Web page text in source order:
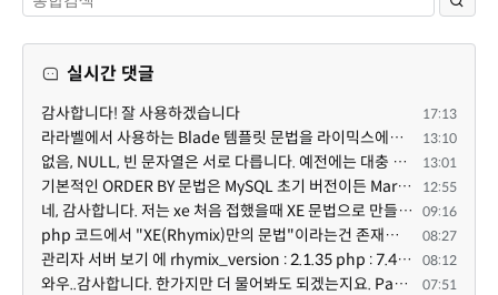
실시간 댓글
감사합니다! 잘 사용하겠습니다 17:13
라라벨에서 사용하는 Blade 템플릿 문법을 라이믹스에서도 일부분 도입하였는데, 양쪽의 템플릿 매뉴얼 분량... 13:10
없음, NULL, 빈 문자열은 서로 다릅니다. 예전에는 대충 써도 서로 통용되었지만, 그것 때문에 버그나 보안... 13:01
기본적인 ORDER BY 문법은 MySQL 초기 버전이든 MariaDB 최신 버전이든 차이가 없습니다. 라이믹스 게시판에... 12:55
네, 감사합니다. 저는 xe 처음 접했을때 XE 문법으로 만들었다고 해서 xe코드들이 php와 전혀 다른것 같이 ... 09:16
php 코드에서 "XE(Rhymix)만의 문법"이라는건 존재하지도 않고 별도의 인터프리터를 만들지 않는한 쓸 수도 ... 08:27
관리자 서버 보기 에 rhymix_version : 2.1.35 php : 7.4.3 (64-bit) db.type : mysql (innodb, utf8mb4) db... 08:12
와우..감사합니다. 한가지만 더 물어봐도 되겠는지요. Password.php 파일안에 클래스와 함수들은 순수 php ... 07:51